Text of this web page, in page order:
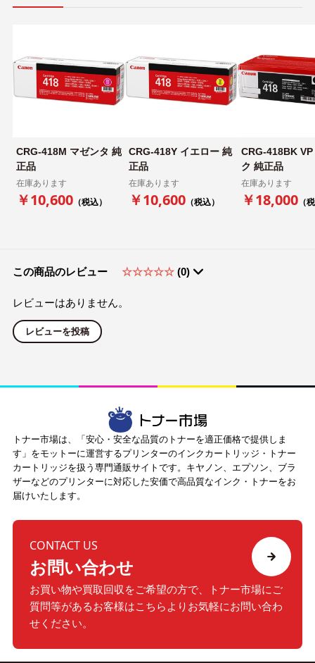
CRG-418M マゼンタ 純
正品
在庫あります
￥10,600（税込）
CRG-418Y イエロー 純
正品
在庫あります
￥10,600（税込）
CRG-418BK VP
ク 純正品
在庫あります
￥18,000（
この商品のレビュー ☆☆☆☆☆ (0)
レビューはありません。
レビューを投稿
トナー市場は、「安心・安全な品質のトナーを適正価格で提供しま
す」をモットーに運営するプリンターのインクカートリッジ・トナー
カートリッジを扱う専門通販サイトです。キヤノン、エプソン、ブラ
ザーなどのプリンターに対応した安価で高品質なインク・トナーをお
届けいたします。
CONTACT US
お問い合わせ
お買い物や買取回収をご希望の方で、トナー市場にご
質問等があるお客様はこちらよりお気軽にお問い合わ
せください。